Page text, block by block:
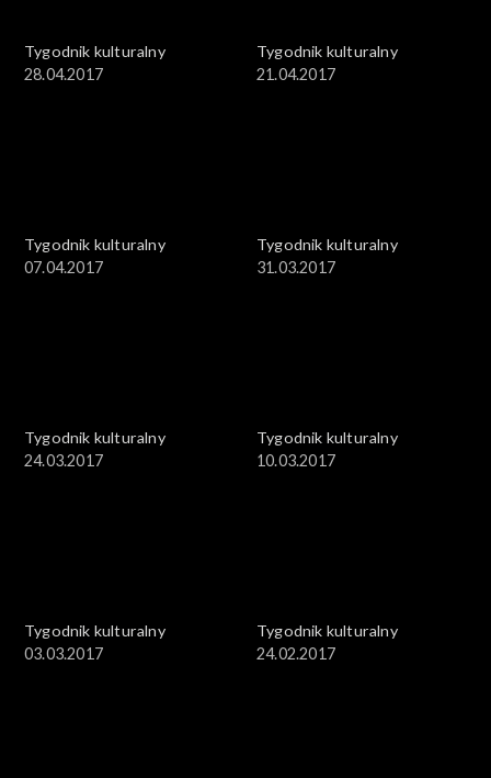
Tygodnik kulturalny
28.04.2017
Tygodnik kulturalny
21.04.2017
Tygodnik kulturalny
07.04.2017
Tygodnik kulturalny
31.03.2017
Tygodnik kulturalny
24.03.2017
Tygodnik kulturalny
10.03.2017
Tygodnik kulturalny
03.03.2017
Tygodnik kulturalny
24.02.2017